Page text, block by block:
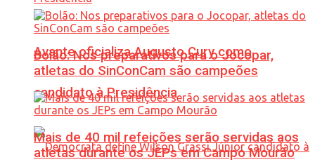
Avante oficializa Augusto Cury como
candidato à Presidência
Bolão: Nos preparativos para o Jocopar,
atletas do SinConCam são campeões
Mais de 40 mil refeições serão servidas aos
atletas durante os JEPs em Campo Mourão